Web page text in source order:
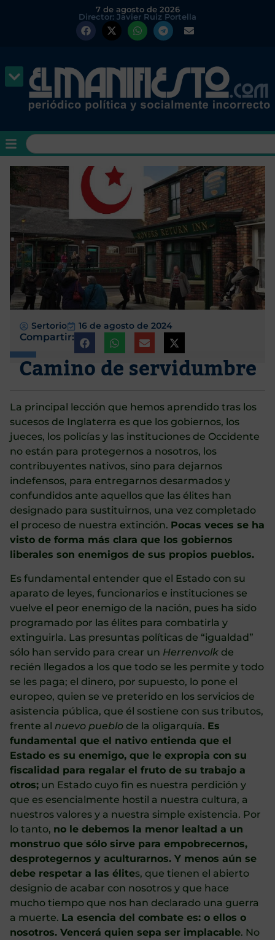
7 de agosto de 2026
Director: Javier Ruiz Portella
Sertorio 16 de agosto de 2024
Compartir:
Camino de servidumbre
La principal lección que hemos aprendido tras los
sucesos de Inglaterra es que los gobiernos, los
jueces, los policías y las instituciones de Occidente
no están para protegernos a nosotros, los
contribuyentes nativos, sino para dejarnos
indefensos, para entregarnos desarmados y
confundidos ante aquellos que las élites han
designado para sustituirnos, una vez completado
el proceso de nuestra extinción. Pocas veces se ha
visto de forma más clara que los gobiernos
liberales son enemigos de sus propios pueblos.
Es fundamental entender que el Estado con su
aparato de leyes, funcionarios e instituciones se
vuelve el peor enemigo de la nación, pues ha sido
programado por las élites para combatirla y
extinguirla. Las presuntas políticas de “igualdad”
sólo han servido para crear un Herrenvolk de
recién llegados a los que todo se les permite y todo
se les paga; el dinero, por supuesto, lo pone el
europeo, quien se ve preterido en los servicios de
asistencia pública, que él sostiene con sus tributos,
frente al nuevo pueblo de la oligarquía. Es
fundamental que el nativo entienda que el
Estado es su enemigo, que le expropia con su
fiscalidad para regalar el fruto de su trabajo a
otros; un Estado cuyo fin es nuestra perdición y
que es esencialmente hostil a nuestra cultura, a
nuestros valores y a nuestra simple existencia. Por
lo tanto, no le debemos la menor lealtad a un
monstruo que sólo sirve para empobrecernos,
desprotegernos y aculturarnos. Y menos aún se
debe respetar a las élites, que tienen el abierto
designio de acabar con nosotros y que hace
mucho tiempo que nos han declarado una guerra
a muerte. La esencia del combate es: o ellos o
nosotros. Vencerá quien sepa ser implacable. No